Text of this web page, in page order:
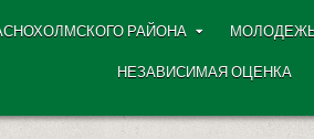
РАЙОНА
НЕЗАВИСИМАЯ ОЦЕНКА